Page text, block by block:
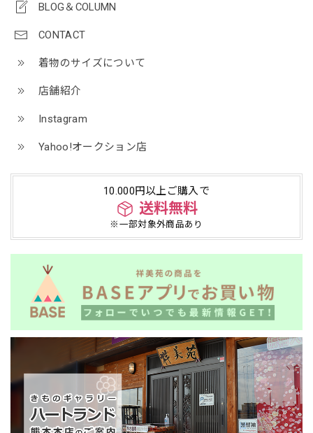
BLOG＆COLUMN
CONTACT
着物のサイズについて
店舗紹介
Instagram
Yahoo!オークション店
10.000円以上ご購入で
送料無料
※一部対象外商品あり